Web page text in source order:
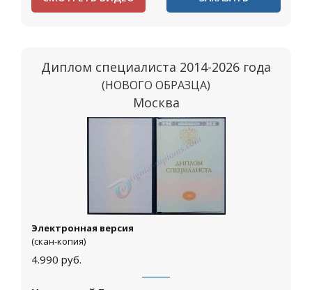
Диплом специалиста 2014-2026 года
(НОВОГО ОБРАЗЦА)
Москва
Электронная версия
(скан-копия)
4.990 руб.